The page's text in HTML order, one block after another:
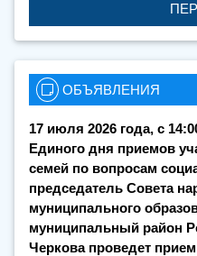
ОБЪЯВЛЕНИЯ
17 июля 2026 года, с
Единого дня приемов
семей по вопросам
председатель Совета
муниципального
муниципальный район
Черкова проведет